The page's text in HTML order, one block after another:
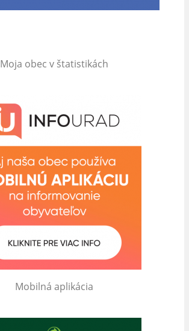
Moja obec v štatistikách
Mobilná aplikácia